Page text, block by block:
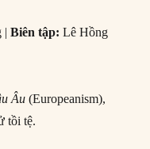
|Biên tập:Lê Hồng
Âu (Europeanism),
tồi tệ.